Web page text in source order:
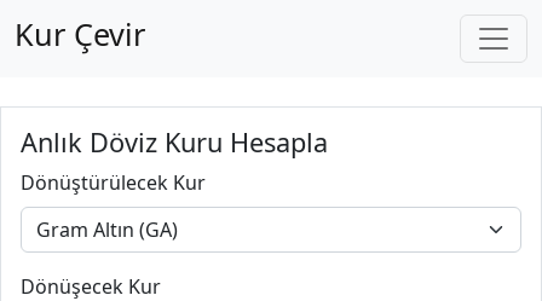
Kur Çevir
Anlık Döviz Kuru Hesapla
Dönüştürülecek Kur
Dönüşecek Kur